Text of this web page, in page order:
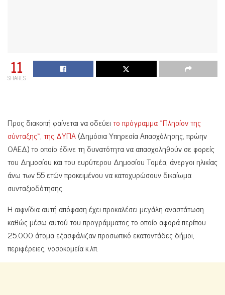
11
SHARES
Προς διακοπή φαίνεται να οδεύειτο πρόγραμμα «Πλησίον της
σύνταξης», της ΔΥΠΑ(Δημόσια Υπηρεσία Απασχόλησης, πρώην
ΟΑΕΔ) το οποίο έδινε τη δυνατότητα να απασχοληθούν σε φορείς
του Δημοσίου και του ευρύτερου Δημοσίου Τομέα, άνεργοι ηλικίας
άνω των 55 ετών προκειμένου να κατοχυρώσουν δικαίωμα
συνταξιοδότησης.
Η αιφνίδια αυτή απόφαση έχει προκαλέσει μεγάλη αναστάτωση
καθώς μέσω αυτού του προγράμματος το οποίο αφορά περίπου
25.000 άτομα εξασφάλιζαν προσωπικό εκατοντάδες δήμοι,
περιφέρειες, νοσοκομεία κ.λπ.